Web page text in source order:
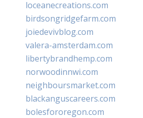
loceanecreations.com
birdsongridgefarm.com
joiedevivblog.com
valera-amsterdam.com
libertybrandhemp.com
norwoodinnwi.com
neighboursmarket.com
blackanguscareers.com
bolesfororegon.com